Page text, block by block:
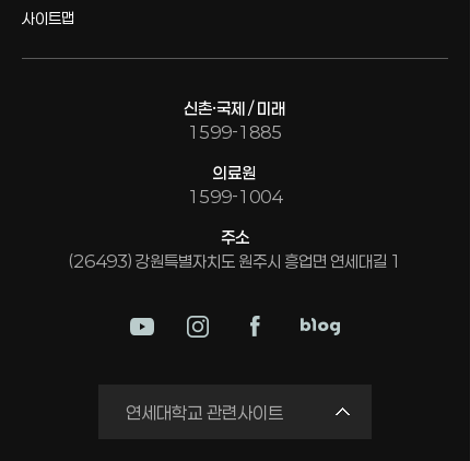
사이트맵
신촌·국제 / 미래
1599-1885
의료원
1599-1004
주소
(26493) 강원특별자치도 원주시 흥업면 연세대길 1
연세대학교 관련사이트
미래평생교육원